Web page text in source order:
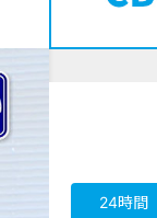
24時間